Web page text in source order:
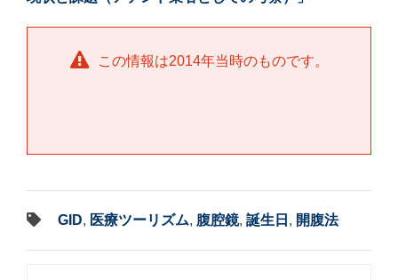
この情報は2014年当時のものです。
GID, 医療ツーリズム, 腹腔鏡, 誕生日 , 開腹法